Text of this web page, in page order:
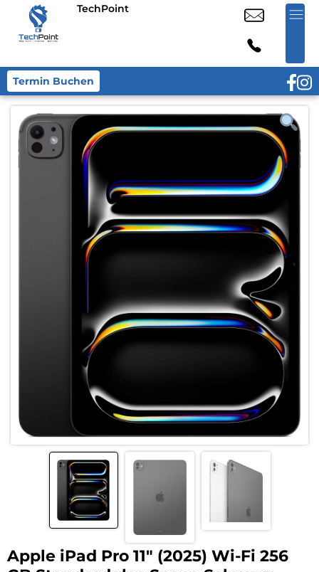
TechPoint
Termin Buchen
Apple iPad Pro 11″ (2025) Wi-Fi 256